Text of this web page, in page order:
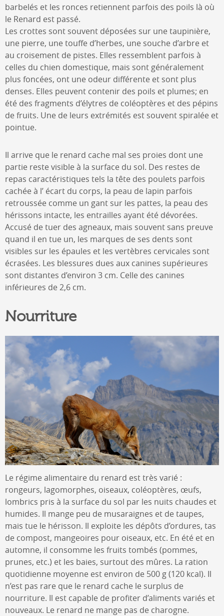
barbelés et les ronces retiennent parfois des poils là où
le Renard est passé.
Les crottes sont souvent déposées sur une taupinière,
une pierre, une touffe d’herbes, une souche d’arbre et
au croisement de pistes. Elles ressemblent parfois à
celles du chien domestique, mais sont généralement
plus foncées, ont une odeur différente et sont plus
denses. Elles peuvent contenir des poils et plumes; en
été des fragments d’élytres de coléoptères et des pépins
de fruits. Une de leurs extrémités est souvent spiralée et
pointue.
Il arrive que le renard cache mal ses proies dont une
partie reste visible à la surface du sol. Des restes de
repas caractéristiques tels la tête des poulets parfois
cachée à l’ écart du corps, la peau de lapin parfois
retroussée comme un gant sur les pattes, la peau des
hérissons intacte, les entrailles ayant été dévorées.
Accusé de tuer des agneaux, mais souvent sans preuve
quand il en tue un, les marques de ses dents sont
visibles sur les épaules et les vertèbres cervicales sont
écrasées. Les blessures dues aux canines supérieures
sont distantes d’environ 3 cm. Celle des canines
inférieures de 2,6 cm.
Nourriture
Le régime alimentaire du renard est très varié :
rongeurs, lagomorphes, oiseaux, coléoptères, œufs,
lombrics pris à la surface du sol par les nuits chaudes et
humides. Il mange peu de musaraignes et de taupes,
mais tue le hérisson. Il exploite les dépôts d’ordures, tas
de compost, mangeoires pour oiseaux, etc. En été et en
automne, il consomme les fruits tombés (pommes,
prunes, etc.) et les baies, surtout des mûres. La ration
quotidienne moyenne est environ de 500 g (120 kcal). Il
n’est pas rare que le renard cache le surplus de
nourriture. Il est capable de profiter d’aliments variés et
nouveaux. Le renard ne mange pas de charogne.